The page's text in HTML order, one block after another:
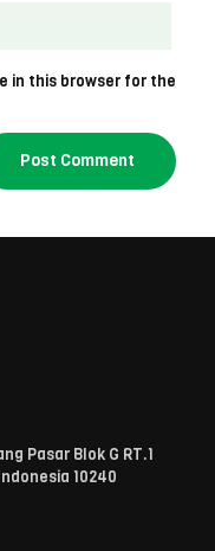
in this browser for the
Pasar Blok G RT.1
10240